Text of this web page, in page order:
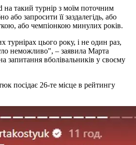
такий турнір з моїм поточним
або запросити її заздалегідь, або
або чемпіонкою минулих років.
турнірах цього року, і не один раз,
неможливо", – заявила Марта
запитання вболівальників у своєму
посідає 26-те місце в рейтингу